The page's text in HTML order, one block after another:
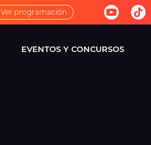
Ver programación
EVENTOS Y CONCURSOS